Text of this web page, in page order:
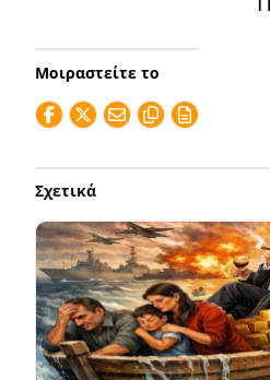
Μοιραστείτε το
Σχετικά